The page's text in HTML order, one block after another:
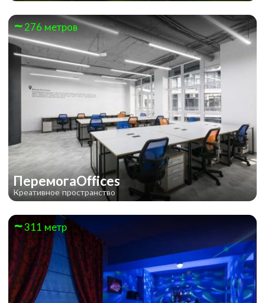
276 метров
ПеремогаOffices
Креативное пространство
311 метр